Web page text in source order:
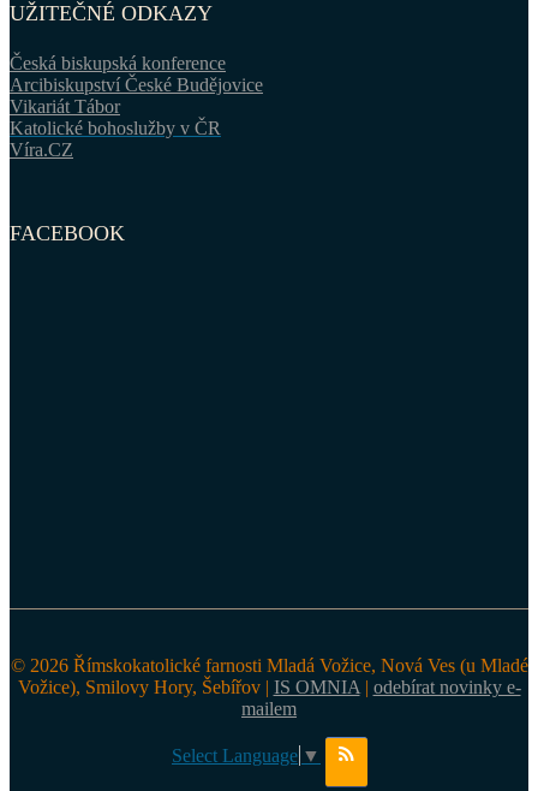
UŽITEČNÉ ODKAZY
Česká biskupská konference
Arcibiskupství České Budějovice
Vikariát Tábor
Katolické bohoslužby v ČR
Víra.CZ
FACEBOOK
© 2026 Římskokatolické farnosti Mladá Vožice, Nová Ves (u Mladé
Vožice), Smilovy Hory, Šebířov | IS OMNIA | odebírat novinky e-
mailem
Select Language ▼